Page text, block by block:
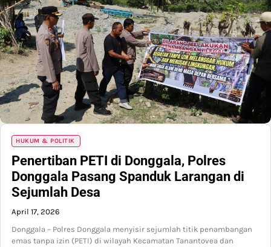
HUKUM & POLITIK
Penertiban PETI di Donggala, Polres
Donggala Pasang Spanduk Larangan di
Sejumlah Desa
April 17, 2026
Donggala – Polres Donggala menyisir sejumlah titik penambangan
emas tanpa izin (PETI) di wilayah Kecamatan Tanantovea dan